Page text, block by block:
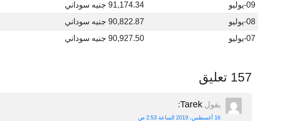
09-يوليو
91,174.34 جنيه سوداني
08-يوليو
90,822.87 جنيه سوداني
07-يوليو
90,927.50 جنيه سوداني
157 تعليق
يقول Tarek
:
16 أغسطس، 2019 الساعة 2:53 ص